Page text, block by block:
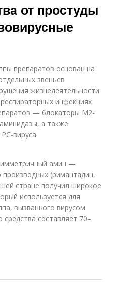
от простуды
препаратов основан на
звеньев
жизнедеятельности
инфекциях
— блокаторы М2-
а также
вируса.
амин —
производных (римантадин,
стране получил широкое
используется для
вызванного вирусом
составляет 70–